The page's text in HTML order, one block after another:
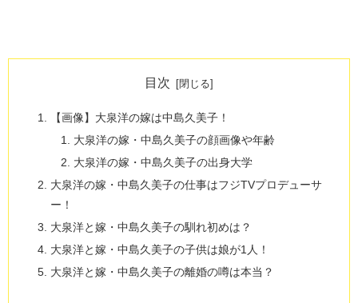
目次
【画像】大泉洋の嫁は中島久美子！
大泉洋の嫁・中島久美子の顔画像や年齢
大泉洋の嫁・中島久美子の出身大学
大泉洋の嫁・中島久美子の仕事はフジTVプロデューサ
ー！
大泉洋と嫁・中島久美子の馴れ初めは？
大泉洋と嫁・中島久美子の子供は娘が1人！
大泉洋と嫁・中島久美子の離婚の噂は本当？